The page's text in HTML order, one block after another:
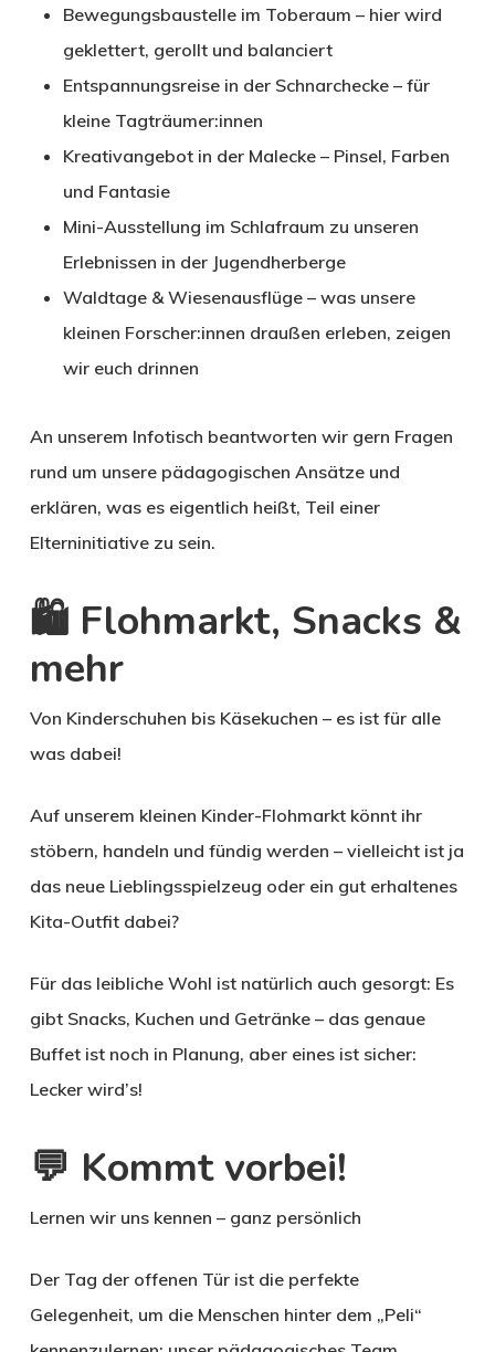
Bewegungsbaustelle im Toberaum – hier wird
geklettert, gerollt und balanciert
Entspannungsreise in der Schnarchecke– für
kleine Tagträumer:innen
Kreativangebot in der Malecke– Pinsel, Farben
und Fantasie
Mini-Ausstellung im Schlafraum zu unseren
Erlebnissen in der Jugendherberge
Waldtage & Wiesenausflüge– was unsere
kleinen Forscher:innen draußen erleben, zeigen
wir euch drinnen
An unserem Infotisch beantworten wir gern Fragen
rund um unsere pädagogischen Ansätze und
erklären, was es eigentlich heißt, Teil einer
Elterninitiativezu sein.
🛍️ Flohmarkt, Snacks &
mehr
Von Kinderschuhen bis Käsekuchen – es ist für alle
was dabei!
Auf unserem kleinen Kinder-Flohmarktkönnt ihr
stöbern, handeln und fündig werden – vielleicht ist ja
das neue Lieblingsspielzeug oder ein gut erhaltenes
Kita-Outfit dabei?
Für das leibliche Wohl ist natürlich auch gesorgt: Es
gibt Snacks, Kuchen und Getränke– das genaue
Buffet ist noch in Planung, aber eines ist sicher:
Lecker wird’s!
💬 Kommt vorbei!
Lernen wir uns kennen – ganz persönlich
Der Tag der offenen Tür ist die perfekte
Gelegenheit, um die Menschen hinter dem „Peli“